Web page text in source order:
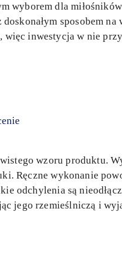
wyborem dla
sposobem
więc inwestycja w nie
wzoru produktu.
Ręczne wykonanie
odchylenia są
jego rzemieślniczą i